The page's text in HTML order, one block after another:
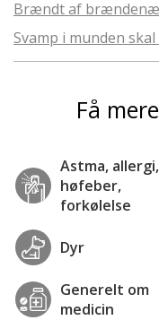
Brændt af
Svamp i munden
Få
Astma, allergi,
høfeber,
forkølelse
Dyr
Generelt om
medicin